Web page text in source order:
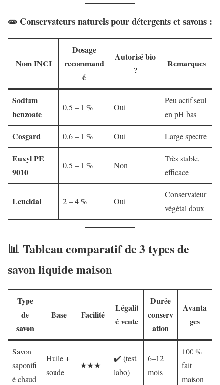
🧫 Conservateurs naturels pour détergents et savons :
Nom INCI
Dosage
recommand
é
Autorisé bio
?
Remarques
Sodium
benzoate
0,5 – 1 % Oui
Peu actif seul
en pH bas
Cosgard 0,6 – 1 % Oui Large spectre
Euxyl PE
9010
0,5 – 1 % Non
Très stable,
efficace
Leucidal 2 – 4 % Oui
Conservateur
végétal doux
📊 Tableau comparatif de 3 types de
savon liquide maison
Type
de
savon
Base Facilité
Légalit
é vente
Durée
conserv
ation
Avanta
ges
Savon
saponifi
é chaud
Huile +
soude
★★★
✔️ (test
labo)
6–12
mois
100 %
fait
maison